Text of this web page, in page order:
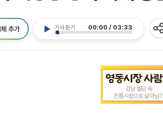
기사 듣기 00:00 / 03:33
추가